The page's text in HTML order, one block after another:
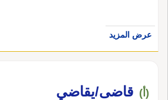
عرض المزيد
(أ) قاضى/يقاضي